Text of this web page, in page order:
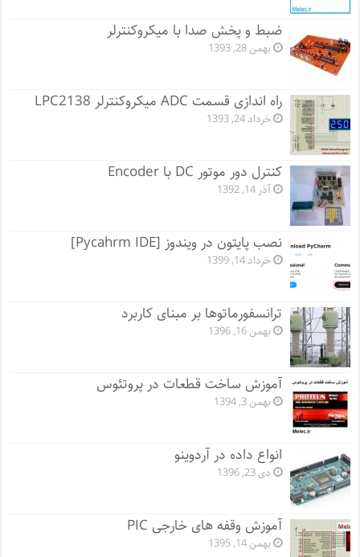
ضبط و پخش صدا با میکروکنترلر
بهمن 28, 1393
راه اندازی قسمت ADC میکروکنترلر LPC2138
خرداد 24, 1393
کنترل دور موتور DC با Encoder
آذر 14, 1392
نصب پایتون در ویندوز [Pycahrm IDE]
خرداد 14, 1399
ترانسفور‌ماتوها بر مبنای کاربرد
بهمن 16, 1396
آموزش ساخت قطعات در پروتئوس
بهمن 3, 1394
انواع داده در آردوینو
دی 23, 1396
آموزش وقفه های خارجی PIC
بهمن 14, 1395